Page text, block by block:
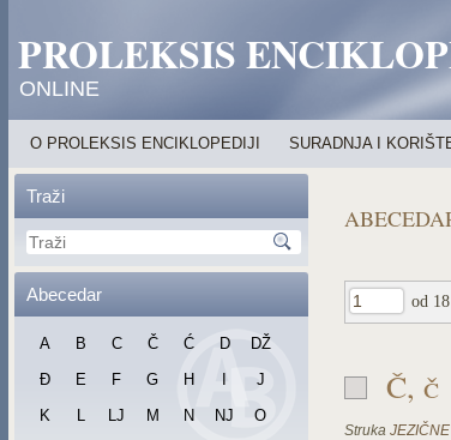
PROLEKSIS
ONLINE
O PROLEKSIS ENCIKLOPEDIJI SURADNJA I
Traži
Abecedar
A B C Č Ć D
DŽ
Đ
E F G H
J
K
L LJ M N NJ
O
od 18
Č, č
Struka